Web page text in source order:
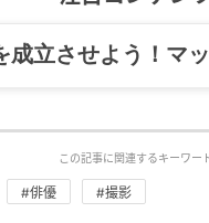
、旅行記……全部
この記事に関連するキーワー
#俳優 #撮影